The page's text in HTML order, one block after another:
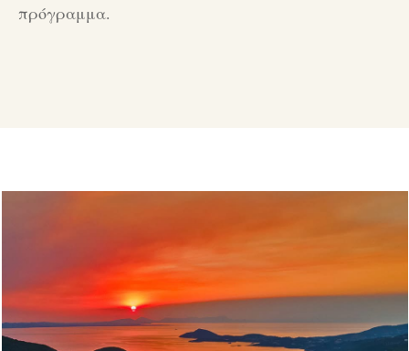
πρόγραμμα.